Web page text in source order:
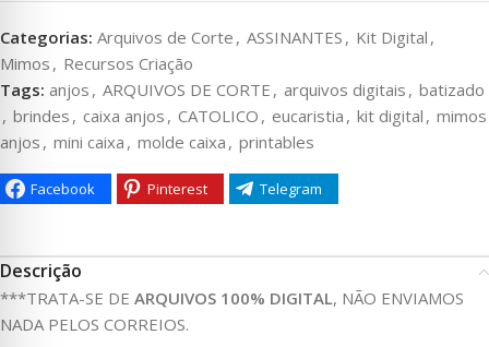
Categorias: Arquivos de Corte , ASSINANTES , Kit Digital ,
Mimos , Recursos Criação
Tags: anjos , ARQUIVOS DE CORTE , arquivos digitais , batizado
, brindes , caixa anjos , CATOLICO , eucaristia , kit digital , mimos
anjos , mini caixa , molde caixa , printables
Facebook Pinterest Telegram
Descrição
***TRATA-SE DE ARQUIVOS 100% DIGITAL, NÃO ENVIAMOS
NADA PELOS CORREIOS.